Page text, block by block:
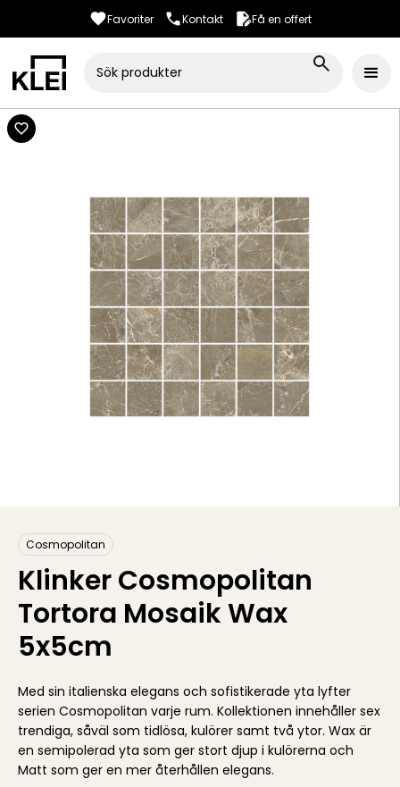
Favoriter Kontakt Få en offert
Cosmopolitan
Klinker Cosmopolitan
Tortora Mosaik Wax
5x5cm
Med sin italienska elegans och sofistikerade yta lyfter
serien Cosmopolitan varje rum. Kollektionen innehåller sex
trendiga, såväl som tidlösa, kulörer samt två ytor. Wax är
en semipolerad yta som ger stort djup i kulörerna och
Matt som ger en mer återhållen elegans.